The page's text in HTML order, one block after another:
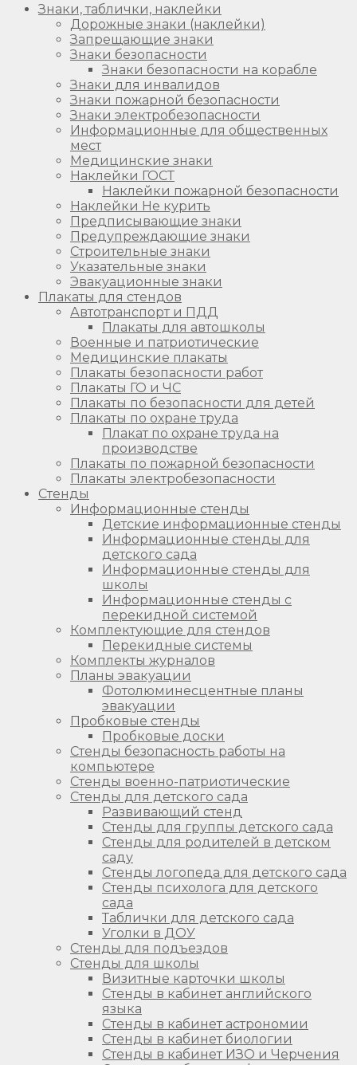
Знаки, таблички, наклейки
Дорожные знаки (наклейки)
Запрещающие знаки
Знаки безопасности
Знаки безопасности на корабле
Знаки для инвалидов
Знаки пожарной безопасности
Знаки электробезопасности
Информационные для общественных
мест
Медицинские знаки
Наклейки ГОСТ
Наклейки пожарной безопасности
Наклейки Не курить
Предписывающие знаки
Предупреждающие знаки
Строительные знаки
Указательные знаки
Эвакуационные знаки
Плакаты для стендов
Автотранспорт и ПДД
Плакаты для автошколы
Военные и патриотические
Медицинские плакаты
Плакаты безопасности работ
Плакаты ГО и ЧС
Плакаты по безопасности для детей
Плакаты по охране труда
Плакат по охране труда на
производстве
Плакаты по пожарной безопасности
Плакаты электробезопасности
Стенды
Информационные стенды
Детские информационные стенды
Информационные стенды для
детского сада
Информационные стенды для
школы
Информационные стенды с
перекидной системой
Комплектующие для стендов
Перекидные системы
Комплекты журналов
Планы эвакуации
Фотолюминесцентные планы
эвакуации
Пробковые стенды
Пробковые доски
Стенды безопасность работы на
компьютере
Стенды военно-патриотические
Стенды для детского сада
Развивающий стенд
Стенды для группы детского сада
Стенды для родителей в детском
саду
Стенды логопеда для детского сада
Стенды психолога для детского
сада
Таблички для детского сада
Уголки в ДОУ
Стенды для подъездов
Стенды для школы
Визитные карточки школы
Стенды в кабинет английского
языка
Стенды в кабинет астрономии
Стенды в кабинет биологии
Стенды в кабинет ИЗО и Черчения